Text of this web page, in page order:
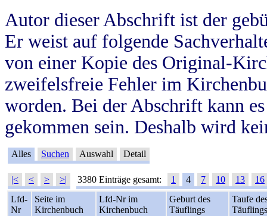
Autor dieser Abschrift ist der
Er weist auf folgende
von einer Kopie des Original-
zweifelsfreie Fehler im
worden. Bei der Abschrift kann
gekommen sein. Deshalb wird
Alles Suchen Auswahl Detail
|< < > >| 3380 Einträge gesamt: 1 4 7 10 13
16
Lfd-
Nr
Seite im
Kirchenbuch
Lfd-Nr im
Kirchenbuch
Geburt des
Täuflings
Taufe
Täuflings